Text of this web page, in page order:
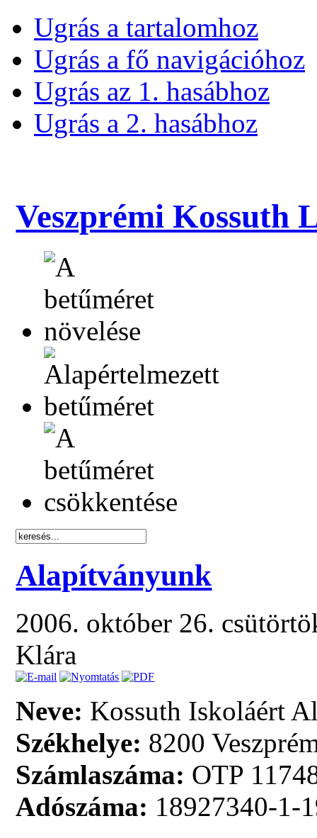
Ugrás a tartalomhoz
Ugrás a fő navigációhoz
Ugrás az 1. hasábhoz
Ugrás a 2. hasábhoz
Veszprémi Kossuth
Alapítványunk
2006. október 26.
Klára
Neve: Kossuth Iskoláért
Székhelye: 8200
Számlaszáma: OTP
Adószáma: 18927340-1-